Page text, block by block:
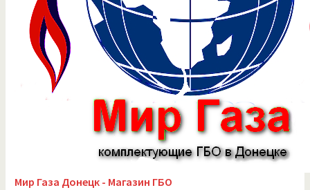
Мир Газа Донецк - Магазин ГБО